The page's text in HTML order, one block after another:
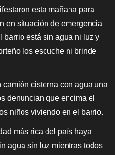
esta mañana para
en situación de emergencia
barrio está sin agua ni luz y
los escuche ni brinde
cisterna con agua una
denuncian que encima el
niños viviendo en el barrio.
más rica del país haya
agua sin luz mientras todos